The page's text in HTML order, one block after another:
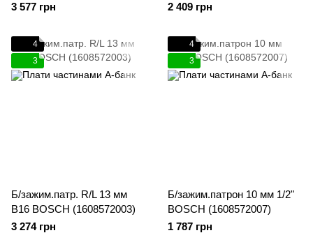
3 577 грн
2 409 грн
4
3
Б/зажим.патр. R/L 13 мм
В16 BOSCH (1608572003)
3 274 грн
4
3
Б/зажим.патрон 10 мм 1/2"
BOSCH (1608572007)
1 787 грн